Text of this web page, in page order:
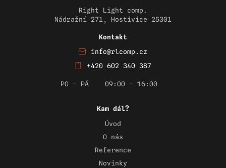
Right Light comp.
Nádražní 271, Hostivice 25301
Kontakt
info@rlcomp.cz
+420 602 340 387
PO - PÁ 09:00 - 16:00
Kam dál?
Úvod
O nás
Reference
Novinky